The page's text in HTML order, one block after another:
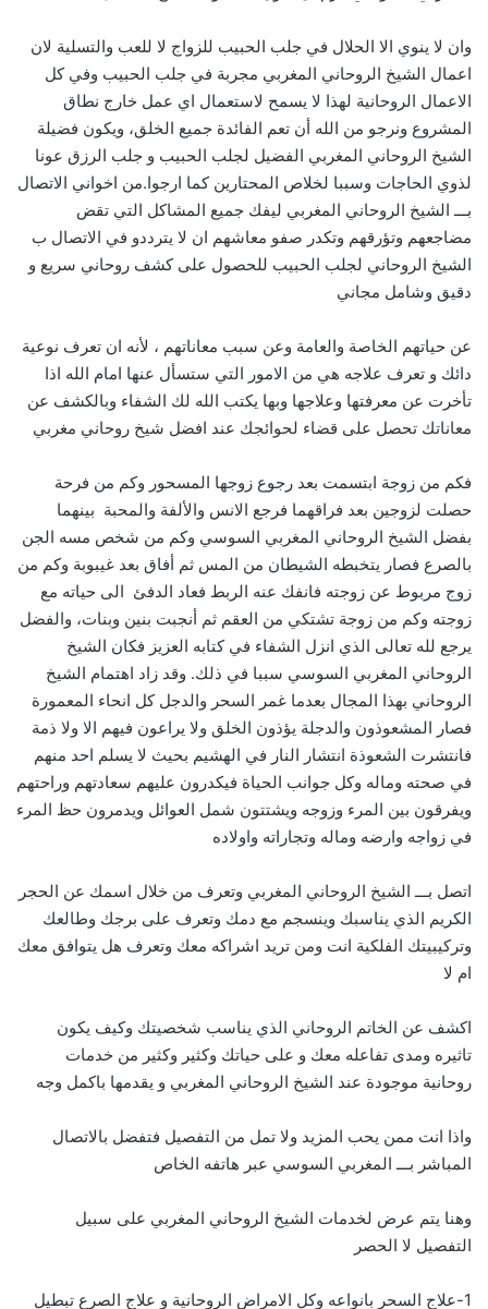
وان لا ينوي الا الحلال في جلب الحبيب للزواج لا للعب والتسلية لان
اعمال الشيخ الروحاني المغربي مجربة في جلب الحبيب وفي كل
الاعمال الروحانية لهذا لا يسمح لاستعمال اي عمل خارج نطاق
المشروع ونرجو من الله أن تعم الفائدة جميع الخلق، ويكون فضيلة
الشيخ الروحاني المغربي الفضيل لجلب الحبيب و جلب الرزق عونا
لذوي الحاجات وسببا لخلاص المحتارين كما ارجوا.من اخواني الاتصال
بـــ الشيخ الروحاني المغربي ليفك جميع المشاكل التي تقض
مضاجعهم وتؤرقهم وتكدر صفو معاشهم ان لا يترددو في الاتصال ب
الشيخ الروحاني لجلب الحبيب للحصول على كشف روحاني سريع و
دقيق وشامل مجاني
عن حياتهم الخاصة والعامة وعن سبب معاناتهم ، لأنه ان تعرف نوعية
دائك و تعرف علاجه هي من الامور التي ستسأل عنها امام الله اذا
تأخرت عن معرفتها وعلاجها وبها يكتب الله لك الشفاء وبالكشف عن
معاناتك تحصل على قضاء لحوائجك عند افضل شيخ روحاني مغربي
فكم من زوجة ابتسمت بعد رجوع زوجها المسحور وكم من فرحة
حصلت لزوجين بعد فراقهما فرجع الانس والألفة والمحبة بينهما
بفضل الشيخ الروحاني المغربي السوسي وكم من شخص مسه الجن
بالصرع فصار يتخبطه الشيطان من المس ثم أفاق بعد غيبوبة وكم من
زوج مربوط عن زوجته فانفك عنه الربط فعاد الدفئ الى حياته مع
زوجته وكم من زوجة تشتكي من العقم ثم أنجبت بنين وبنات، والفضل
يرجع لله تعالى الذي انزل الشفاء في كتابه العزيز فكان الشيخ
الروحاني المغربي السوسي سببا في ذلك. وقد زاد اهتمام الشيخ
الروحاني بهذا المجال بعدما غمر السحر والدجل كل انحاء المعمورة
فصار المشعوذون والدجلة يؤذون الخلق ولا يراعون فيهم الا ولا ذمة
فانتشرت الشعوذة انتشار النار في الهشيم بحيث لا يسلم احد منهم
في صحته وماله وكل جوانب الحياة فيكدرون عليهم سعادتهم وراحتهم
ويفرقون بين المرء وزوجه ويشتتون شمل العوائل ويدمرون حظ المرء
في زواجه وارضه وماله وتجاراته واولاده
اتصل بـــ الشيخ الروحاني المغربي وتعرف من خلال اسمك عن الحجر
الكريم الذي يناسبك وينسجم مع دمك وتعرف على برجك وطالعك
وتركيبيتك الفلكية انت ومن تريد اشراكه معك وتعرف هل يتوافق معك
ام لا
اكشف عن الخاتم الروحاني الذي يناسب شخصيتك وكيف يكون
تاثيره ومدى تفاعله معك و على حياتك وكثير وكثير من خدمات
روحانية موجودة عند الشيخ الروحاني المغربي و يقدمها باكمل وجه
واذا انت ممن يحب المزيد ولا تمل من التفصيل فتفضل بالاتصال
المباشر بـــ المغربي السوسي عبر هاتفه الخاص
وهنا يتم عرض لخدمات الشيخ الروحاني المغربي على سبيل
التفصيل لا الحصر
1-علاج السحر بانواعه وكل الامراض الروحانية و علاج الصرع تبطيل